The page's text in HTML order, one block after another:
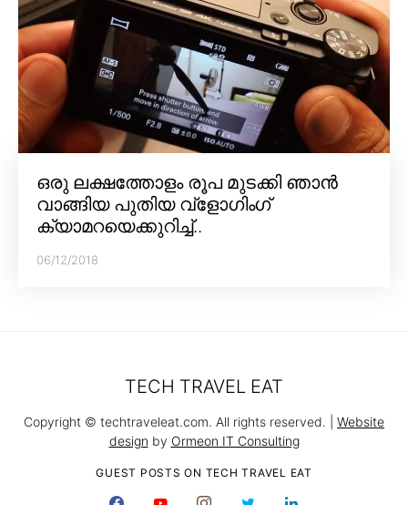
ഒരു ലക്ഷത്തോളം രൂപ മുടക്കി ഞാൻ
വാങ്ങിയ പുതിയ വ്‌ളോഗിംഗ്
ക്യാമറയെക്കുറിച്ച്..
06/12/2018
GUEST POSTS ON TECH TRAVEL EAT
TECH TRAVEL EAT
Copyright © techtraveleat.com. All rights reserved. | Website
design by Ormeon IT Consulting